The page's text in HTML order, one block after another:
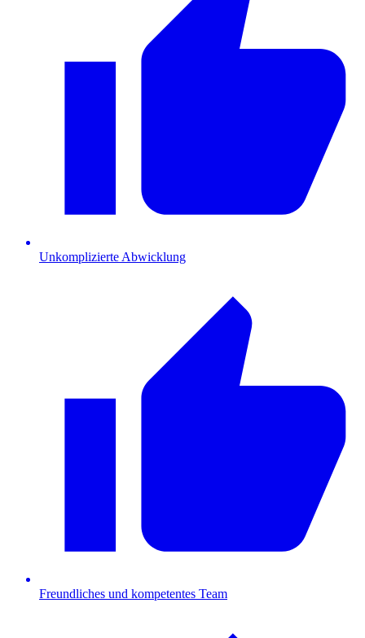
Unkomplizierte Abwicklung
Freundliches und kompetentes Team